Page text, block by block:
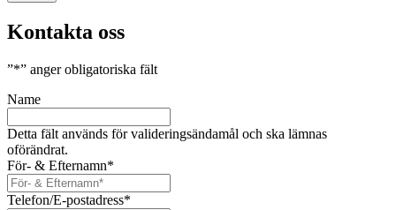
Kontakta oss
”*” anger obligatoriska fält
Name
Detta fält används för valideringsändamål och ska lämnas
oförändrat.
För- & Efternamn*
Telefon/E-postadress*